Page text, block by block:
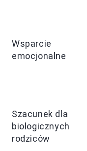
Wsparcie
emocjonalne
Szacunek dla
biologicznych
rodziców